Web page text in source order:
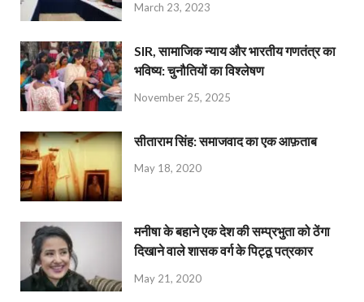
March 23, 2023
SIR, सामाजिक न्याय और भारतीय गणतंत्र का
भविष्य: चुनौतियों का विश्लेषण
November 25, 2025
सीताराम सिंह: समाजवाद का एक आफ़ताब
May 18, 2020
मनीषा के बहाने एक देश की सम्प्रभुता को ठेंगा
दिखाने वाले शासक वर्ग के पिट्ठू पत्रकार
May 21, 2020